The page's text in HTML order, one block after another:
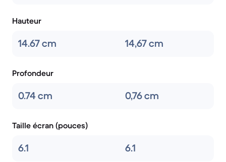
Hauteur
14.67 cm 14,67 cm
Profondeur
0.74 cm 0,76 cm
Taille écran (pouces)
6.1 6.1